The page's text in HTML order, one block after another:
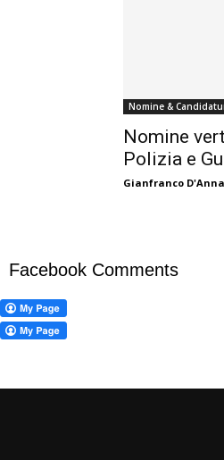
Nomine &
Nomine
Polizia e
Gianfranco D'Anna
Facebook Comments